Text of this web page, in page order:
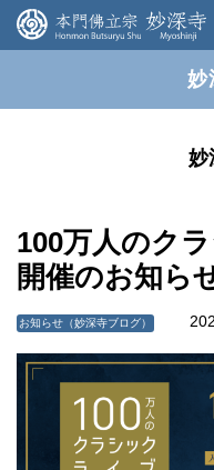
妙
妙
100万人のク
開催のお知ら
お知らせ（妙深寺ブログ）